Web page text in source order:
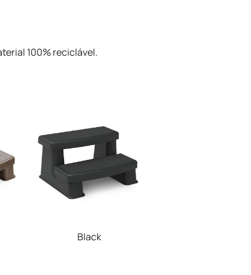
100% reciclável.
Black